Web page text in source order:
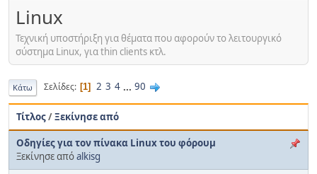
Linux
Τεχνική υποστήριξη για θέματα που αφορούν το λειτουργικό
σύστημα Linux, για thin clients κτλ.
Κάτω Σελίδες 1 2 3 4 ... 90
Τίτλος/Ξεκίνησε από
Οδηγίες για τον πίνακα Linux του φόρουμ
Ξεκίνησε απόalkisg